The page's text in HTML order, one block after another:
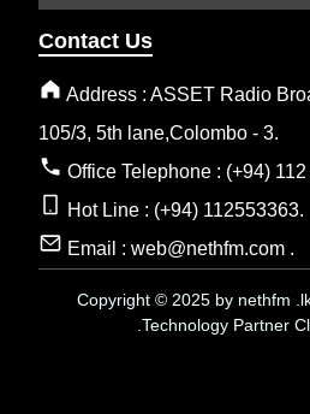
Contact Us
Address : ASSET Radio
105/3, 5th lane,Colombo - 3.
Office Telephone : (+94)
Hot Line : (+94) 112553363.
Email : web@nethfm.com .
Copyright © 2025 by nethfm
.Technology Partner